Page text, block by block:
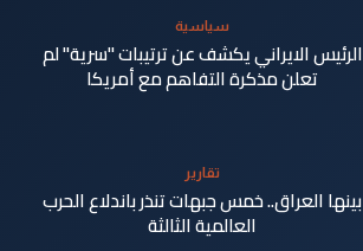
سياسية
الرئيس الايراني يكشف عن ترتيبات "سرية" لم
تعلن مذكرة التفاهم مع أمريكا
تقارير
بينها العراق.. خمس جبهات تنذر باندلاع الحرب
العالمية الثالثة